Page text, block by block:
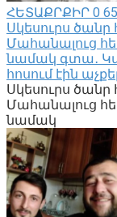
ՀԵՏԱՔՐՔԻՐ 0
Սկեսուրս ծանր
Մահանալուց
նամակ գտա․
հոսում էին
Սկեսուրս ծանր
Մահանալուց
նամակ